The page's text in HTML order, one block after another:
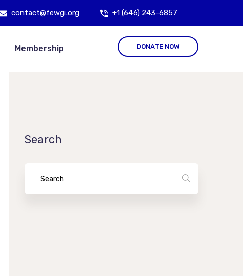
contact@fewgi.org +1 (646) 243-6857
Membership DONATE NOW
Search